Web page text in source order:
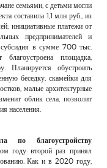
семьями, с детьми могли
составила 1,1 млн руб., из
инициативные платежи от
предпринимателей и
в сумме 700 тыс.
площадка,
Планируется обустроить
беседку, скамейки для
малые архитектурные
облик села, позволит
населения.
по благоустройству
году второй раз принял
Как и в 2020 году,